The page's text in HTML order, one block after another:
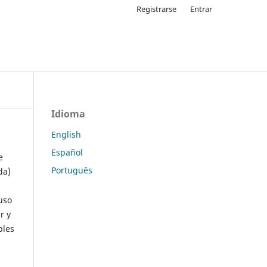
Registrarse Entrar
y
Idioma
English
Español
Português